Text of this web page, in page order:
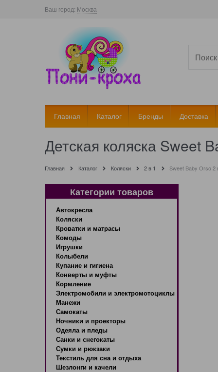
Ваш город: Москва
Главная Каталог Бренды Доставка
Детская коляска Sweet
Главная Каталог Коляски 2 в 1 Sweet Baby Orso 2
Категории товаров
Автокресла
Коляски
Кроватки и матрасы
Комоды
Игрушки
Колыбели
Купание и гигиена
Конверты и муфты
Кормление
Электромобили и электромотоциклы
Манежи
Самокаты
Ночники и проекторы
Одеяла и пледы
Санки и снегокаты
Сумки и рюкзаки
Текстиль для сна и отдыха
Шезлонги и качели